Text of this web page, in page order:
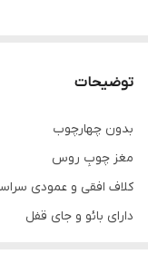
توضیحات
بدون چهارچوب
مغز چوبِ روس
کلاف افقی و عمودی
دارای بائو و جای قفل